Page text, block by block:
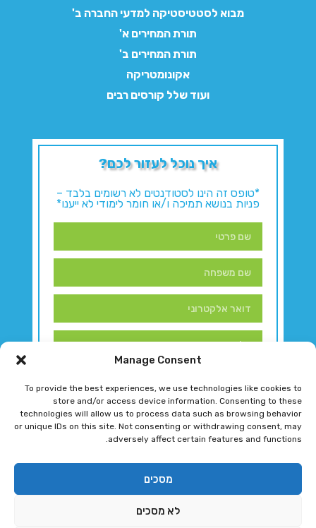
Manage Consent
To provide the best experiences, we use technologies like cookies to
store and/or access device information. Consenting to these
technologies will allow us to process data such as browsing behavior
or unique IDs on this site. Not consenting or withdrawing consent, may
adversely affect certain features and functions.
מסכים
לא מסכים
מבוא לסטטיסטיקה למדעי החברה ב'
תורת המחירים א'
תורת המחירים ב'
אקונומטריקה
ועוד שלל קורסים רבים
איך נוכל לעזור לכם?
*טופס זה הינו לסטודנטים לא רשומים בלבד –
פניות בנושא תמיכה ו/או חומר לימודי לא ייענו*